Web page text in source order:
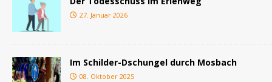
27. Januar 2026
Im Schilder-Dschungel durch Mosbach
08. Oktober 2025